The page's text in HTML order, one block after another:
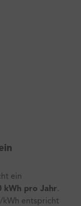
ein
kWh pro Jahr.
kWh entspricht